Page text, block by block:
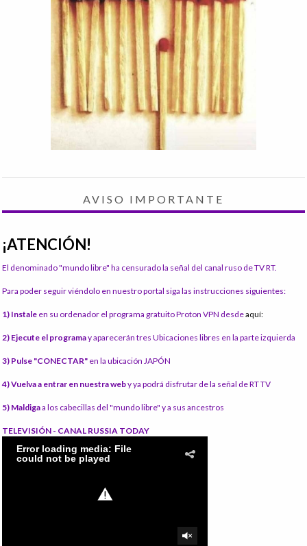
AVISO IMPORTANTE
¡ATENCIÓN!
El denominado "mundo libre" ha censurado la señal del canal ruso de TV RT.
Para poder seguir viéndolo en nuestro portal siga las instrucciones siguientes:
1) Instale en su ordenador el programa gratuito Proton VPN desdeaquí:
2) Ejecute el programay aparecerán tres Ubicaciones libres en la parte izquierda
3) Pulse "CONECTAR" en la ubicación JAPÓN
4) Vuelva a entrar en nuestra weby ya podrá disfrutar de la señal de RT TV
5) Maldigaa los cabecillas del "mundo libre" y a sus ancestros
TELEVISIÓN - CANAL RUSSIA TODAY